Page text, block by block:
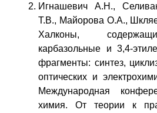
Игнашевич А.Н.,
Т.В., Майорова О.А.,
Халконы,
карбазольные и 3,4-
фрагменты: синтез,
оптических и
Международная
химия. От теории к